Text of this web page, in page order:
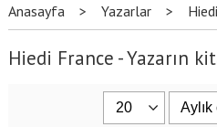
Anasayfa > Yazarlar >
Hiedi France - Yazarın